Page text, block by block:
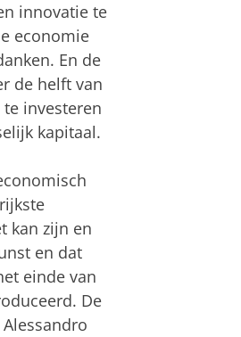
innovatie te
economie
En de
de helft van
investeren
kapitaal.
kan zijn en
en dat
einde van
De